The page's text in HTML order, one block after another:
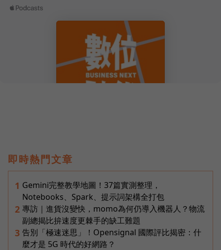
即時熱門文章
1 Gemini完整教學地圖！37篇實測整理，
Notebooks、Spark、提示詞架構全打包
2 專訪｜進貨沒變快，momo為何仍導入機器人？物流
副總揭比拚速度更棘手的缺工難題
3 告別「極速迷思」！Opensignal 國際評比揭密：什
麼才是 5G 時代的好網路？